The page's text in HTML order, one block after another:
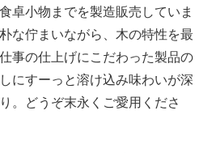
卓小物までを製造販売していま
な佇まいながら、木の特性を最
事の仕上げにこだわった製品の
にすーっと溶け込み味わいが深
。どうぞ末永くご愛用くださ